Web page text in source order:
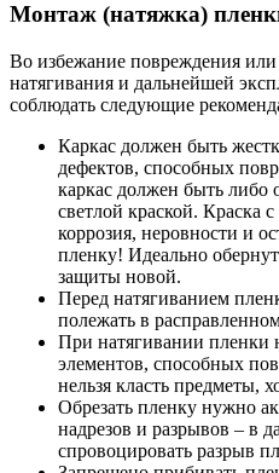
Монтаж (натяжка)
Во избежание повреждения
натягивания и дальнейшей
соблюдать следующие
Каркас должен быть
дефектов, способных
каркас должен быть либо
светлой краской. Краска
коррозия, неровности и
пленку! Идеально
защиты новой.
Перед натягиванием
полежать в
При натягивании пленки
элементов, способных
нельзя класть предметы,
Обрезать пленку нужно
надрезов и разрывов – в
спровоцировать разрыв